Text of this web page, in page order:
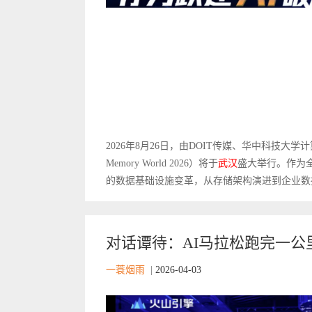
2026年8月26日，由DOIT传媒、华中科技大学
Memory World 2026）将于武汉盛大举行。作为
的数据基础设施变革，从存储架构演进到企业
对话谭待：AI马拉松跑完一公
一蓑烟雨 2026-04-03